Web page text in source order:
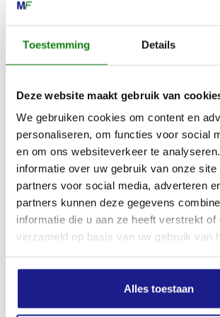
Toestemming Details
Deze website maakt gebruik van
We gebruiken cookies om content en
personaliseren, om functies voor social
en om ons websiteverkeer te
informatie over uw gebruik van onze site
partners voor social media, adverteren
partners kunnen deze gegevens
informatie die u aan ze heeft verstrekt of
verzameld op basis van uw gebruik van
Alles toestaan
8801 RD Franeker
info@mechanisatiefraneker.nl
Bij storing:06-83139573
OPENINGSTIJDEN
Zaterdag: 09:00 - 12:00
Zondag: gesloten